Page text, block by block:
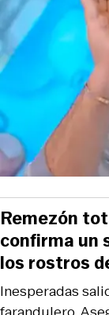
Inesperadas
Remezón
confirma un
los rostros